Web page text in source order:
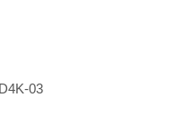
03